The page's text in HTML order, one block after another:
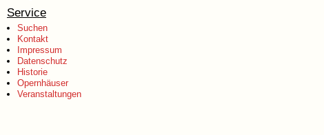
Service
Suchen
Kontakt
Impressum
Datenschutz
Historie
Opernhäuser
Veranstaltungen